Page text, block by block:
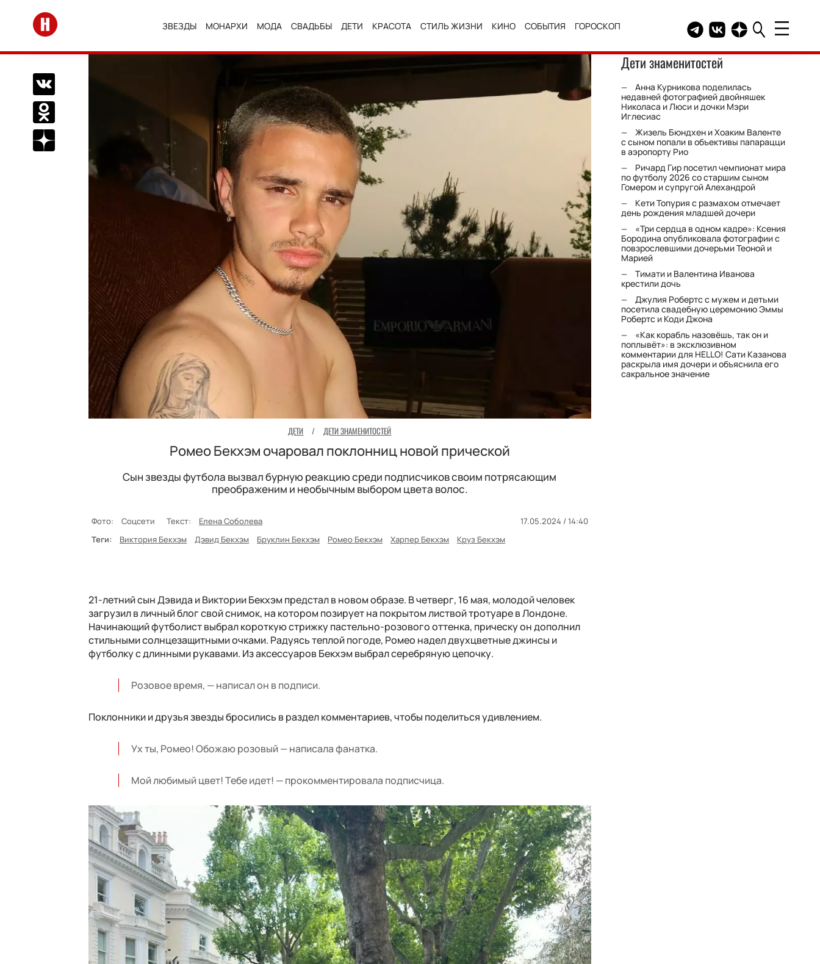
Перейти на главную
ЗВЕЗДЫ МОНАРХИ МОДА СВАДЬБЫ ДЕТИ КРАСОТА СТИЛЬ ЖИЗНИ КИНО СОБЫТИЯ ГОРОСКОП Telegram канал HELLO
Группа HELLO
Канал HELLO в
Поделиться Вконтакте
Поделиться в Одноклассниках
Подписаться на нас в Дзен
ДЕТИ / ДЕТИ ЗНАМЕНИТОСТЕЙ
Ромео Бекхэм очаровал поклонниц новой прической
Сын звезды футбола вызвал бурную реакцию среди подписчиков своим потрясающим
преображеним и необычным выбором цвета волос.
Фото: Соцсети Текст: Елена Соболева
17.05.2024 / 14:40
Теги:
Виктория Бекхэм Дэвид Бекхэм Бруклин Бекхэм Ромео Бекхэм Харпер Бекхэм Круз Бекхэм
21-летний сын Дэвида и Виктории Бекхэм предстал в новом образе. В четверг, 16 мая, молодой человек
загрузил в личный блог свой снимок, на котором позирует на покрытом листвой тротуаре в Лондоне.
Начинающий футболист выбрал короткую стрижку пастельно-розового оттенка, прическу он дополнил
стильными солнцезащитными очками. Радуясь теплой погоде, Ромео надел двухцветные джинсы и
футболку с длинными рукавами. Из аксессуаров Бекхэм выбрал серебряную цепочку.
Розовое время, — написал он в подписи.
Поклонники и друзья звезды бросились в раздел комментариев, чтобы поделиться удивлением.
Ух ты, Ромео! Обожаю розовый — написала фанатка.
Мой любимый цвет! Тебе идет! — прокомментировала подписчица.
Дети знаменитостей
Анна Курникова поделилась
недавней фотографией двойняшек
Николаса и Люси и дочки Мэри
Иглесиас
Жизель Бюндхен и Хоаким Валенте
с сыном попали в объективы папарацци
в аэропорту Рио
Ричард Гир посетил чемпионат мира
по футболу 2026 со старшим сыном
Гомером и супругой Алехандрой
Кети Топурия с размахом отмечает
день рождения младшей дочери
«Три сердца в одном кадре»: Ксения
Бородина опубликовала фотографии с
повзрослевшими дочерьми Теоной и
Марией
Тимати и Валентина Иванова
крестили дочь
Джулия Робертс с мужем и детьми
посетила свадебную церемонию Эммы
Робертс и Коди Джона
«Как корабль назовёшь, так он и
поплывёт»: в эксклюзивном
комментарии для HELLO! Сати Казанова
раскрыла имя дочери и объяснила его
сакральное значение